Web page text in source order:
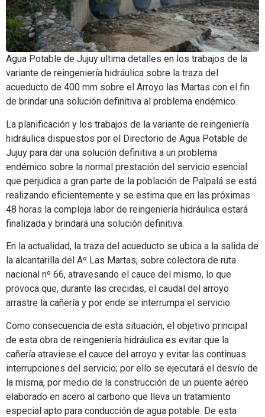
Agua Potable de Jujuy ultima detalles en los trabajos de la
variante de reingeniería hidráulica sobre la traza del
acueducto de 400 mm sobre el Arroyo las Martas con el fin
de brindar una solución definitiva al problema endémico.
La planificación y los trabajos de la variante de reingeniería
hidráulica dispuestos por el Directorio de Agua Potable de
Jujuy para dar una solución definitiva a un problema
endémico sobre la normal prestación del servicio esencial
que perjudica a gran parte de la población de Palpalá se está
realizando eficientemente y se estima que en las próximas
48 horas la compleja labor de reingeniería hidráulica estará
finalizada y brindará una solución definitiva.
En la actualidad, la traza del acueducto se ubica a la salida de
la alcantarilla del Aº Las Martas, sobre colectora de ruta
nacional nº 66, atravesando el cauce del mismo, lo que
provoca que, durante las crecidas, el caudal del arroyo
arrastre la cañería y por ende se interrumpa el servicio.
Como consecuencia de esta situación, el objetivo principal
de esta obra de reingeniería hidráulica es evitar que la
cañería atraviese el cauce del arroyo y evitar las continuas
interrupciones del servicio; por ello se ejecutará el desvío de
la misma, por medio de la construcción de un puente aéreo
elaborado en acero al carbono que lleva un tratamiento
especial apto para conducción de agua potable. De esta